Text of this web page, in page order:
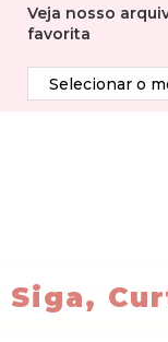
Veja nosso
favorita
Siga,